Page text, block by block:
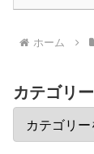
ホーム
カテゴリー